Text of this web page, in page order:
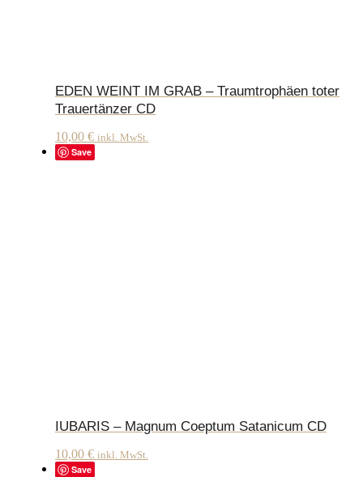
EDEN WEINT IM GRAB – Traumtrophäen toter
Trauertänzer CD
10,00 € inkl. MwSt.
Save
IUBARIS – Magnum Coeptum Satanicum CD
10,00 € inkl. MwSt.
Save